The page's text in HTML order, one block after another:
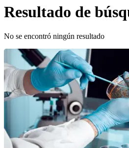
Resultado de
No se encontró ningún resultado